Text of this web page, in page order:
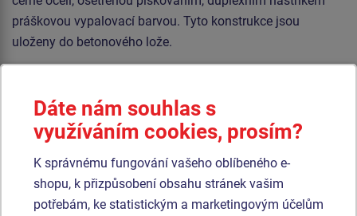
práškovou vypalovací barvou. Tyto konstrukce jsou
uloženy do betonového lože.
kovovém nosníku. Veškerý spojovací materiál je
pozinkovaný nebo nerezový.
Podobnézboží
Dáte nám souhlas s
využíváním cookies, prosím?
K správnému fungování vašeho oblíbeného e-
shopu, k přizpůsobení obsahu stránek vašim
potřebám, ke statistickým a marketingovým účelům